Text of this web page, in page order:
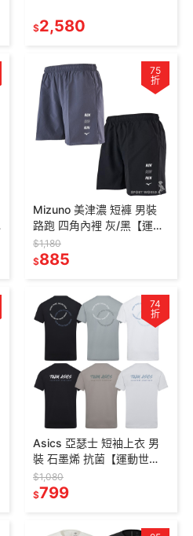
$2,580
75
折
Mizuno 美津濃 短褲 男裝
路跑 四角內裡 灰/黑【運動
世界】
J2TBD05308/J2TBD053
$1,180
$885
74
折
Asics 亞瑟士 短袖上衣 男
裝 石墨烯 抗菌【運動世
界】
2033C357/2033C356
$1,080
$799